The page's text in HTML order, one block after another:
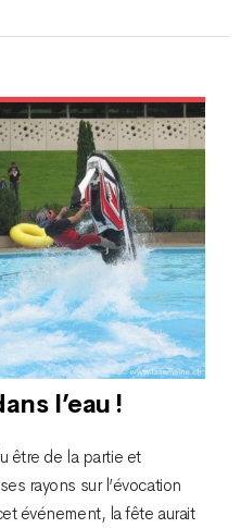
l’eau !
être de la partie et
rayons sur l’évocation
événement, la fête aurait